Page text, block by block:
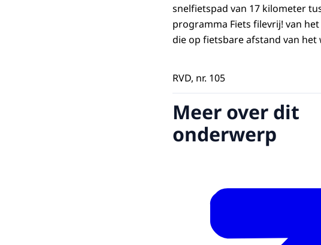
snelfietspad van 17 kilometer
programma Fiets filevrij! van
die op fietsbare afstand van
RVD, nr. 105
Meer over dit
onderwerp